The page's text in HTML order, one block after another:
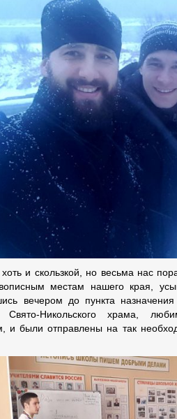
и скользкой, но весьма нас
местам нашего края,
вечером до пункта
Свято-Никольского храма,
и были отправлены на так